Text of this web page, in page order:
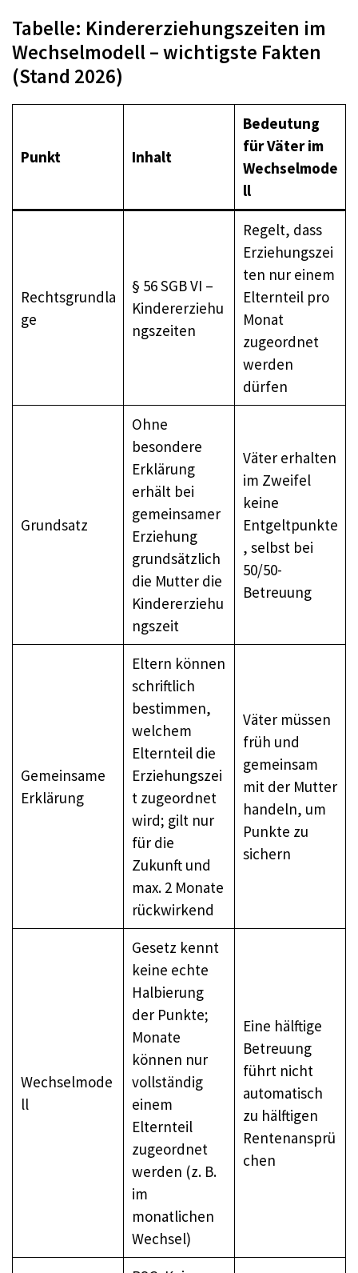
Tabelle: Kindererziehungszeiten im
Wechselmodell – wichtigste Fakten
(Stand 2026)
Punkt Inhalt
Bedeutung
für Väter im
Wechselmode
ll
Rechtsgrundla
ge
§ 56 SGB VI –
Kindererziehu
ngszeiten
Regelt, dass
Erziehungszei
ten nur einem
Elternteil pro
Monat
zugeordnet
werden
dürfen
Grundsatz
Ohne
besondere
Erklärung
erhält bei
gemeinsamer
Erziehung
grundsätzlich
die Mutter die
Kindererziehu
ngszeit
Väter erhalten
im Zweifel
keine
Entgeltpunkte
, selbst bei
50/50-
Betreuung
Gemeinsame
Erklärung
Eltern können
schriftlich
bestimmen,
welchem
Elternteil die
Erziehungszei
t zugeordnet
wird; gilt nur
für die
Zukunft und
max. 2 Monate
rückwirkend
Väter müssen
früh und
gemeinsam
mit der Mutter
handeln, um
Punkte zu
sichern
Wechselmode
ll
Gesetz kennt
keine echte
Halbierung
der Punkte;
Monate
können nur
vollständig
einem
Elternteil
zugeordnet
werden (z. B.
im
monatlichen
Wechsel)
Eine hälftige
Betreuung
führt nicht
automatisch
zu hälftigen
Rentenansprü
chen